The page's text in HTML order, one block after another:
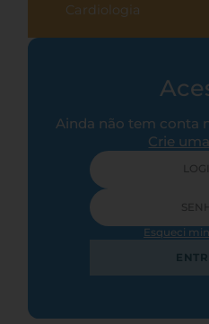
Cardiologia
Ainda não tem conta
Crie
Esqueci